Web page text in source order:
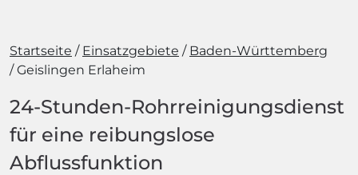
Startseite Einsatzgebiete
Baden-Württemberg
Geislingen Erlaheim
24-Stunden-Rohrreinigungsdienst
für eine reibungslose
Abflussfunktion